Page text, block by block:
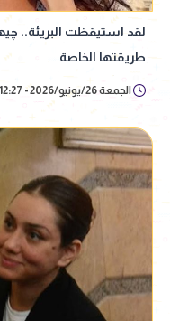
لقد استيقظت البريئة..
طريقتها الخاصة
الجمعة 26/يونيو/2026 - 12:27 م